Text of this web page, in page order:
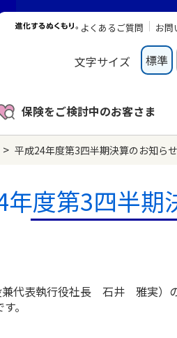
よくあるご質問 お問
文字サイズ 標準
保険をご検討中のお客さま
> 平成24年度第3四半期決算のお知らせ
年度第3四半期
代表執行役社長 石井 雅実）
。